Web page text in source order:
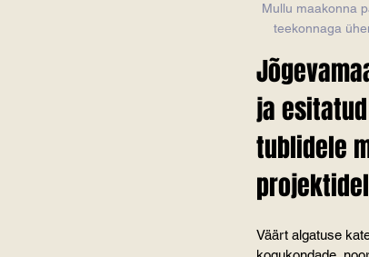
Mullu maakonna
teekonnaga
ja
tublidele
Väärt algatuse